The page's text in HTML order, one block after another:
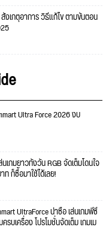
เกตุอาการ วิธีแก้ไข ตามขั้นตอน
Ultra Force 2026 งบ
เกมยาวทั้งวัน RGB จัดเต็มโดนใจ
ท ก็ซื้อมาใช้ได้เลย!
UltraForce น่าซื้อ เล่นเกมพีซี
บเครื่อง โปรโมชั่นจัดเต็ม เกมเม